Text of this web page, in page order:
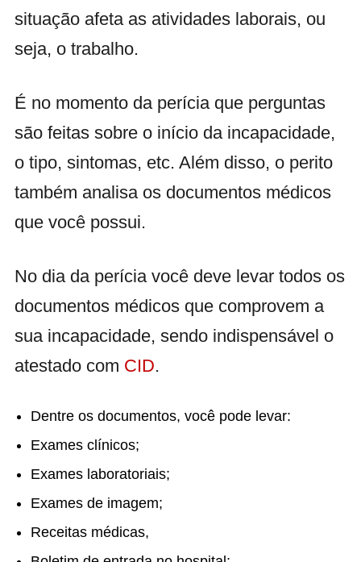
situação afeta as atividades laborais, ou
seja, o trabalho.
É no momento da perícia que perguntas
são feitas sobre o início da incapacidade,
o tipo, sintomas, etc. Além disso, o perito
também analisa os documentos médicos
que você possui.
No dia da perícia você deve levar todos os
documentos médicos que comprovem a
sua incapacidade, sendo indispensável o
atestado com CID.
Dentre os documentos, você pode levar:
Exames clínicos;
Exames laboratoriais;
Exames de imagem;
Receitas médicas,